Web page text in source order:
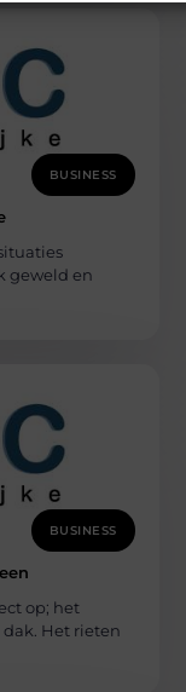
BUSINESS
geweld en
BUSINESS
op; het
dak. Het rieten